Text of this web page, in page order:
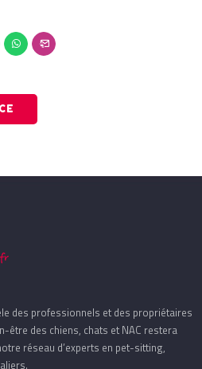
des professionnels et des propriétaires
être des chiens, chats et NAC restera
réseau d’experts en pet-sitting,